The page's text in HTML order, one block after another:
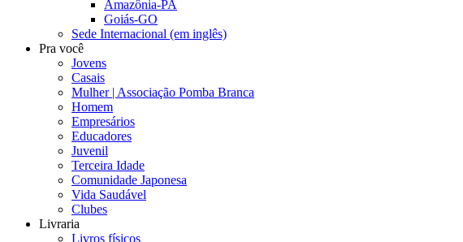
Amazônia-PA
Goiás-GO
Sede Internacional (em inglês)
Pra você
Jovens
Casais
Mulher | Associação Pomba Branca
Homem
Empresários
Educadores
Juvenil
Terceira Idade
Comunidade Japonesa
Vida Saudável
Clubes
Livraria
Livros físicos